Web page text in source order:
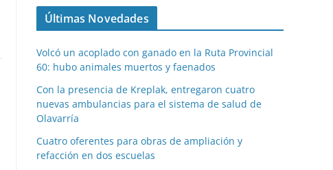
Últimas Novedades
Volcó un acoplado con ganado en la Ruta Provincial
60: hubo animales muertos y faenados
Con la presencia de Kreplak, entregaron cuatro
nuevas ambulancias para el sistema de salud de
Olavarría
Cuatro oferentes para obras de ampliación y
refacción en dos escuelas